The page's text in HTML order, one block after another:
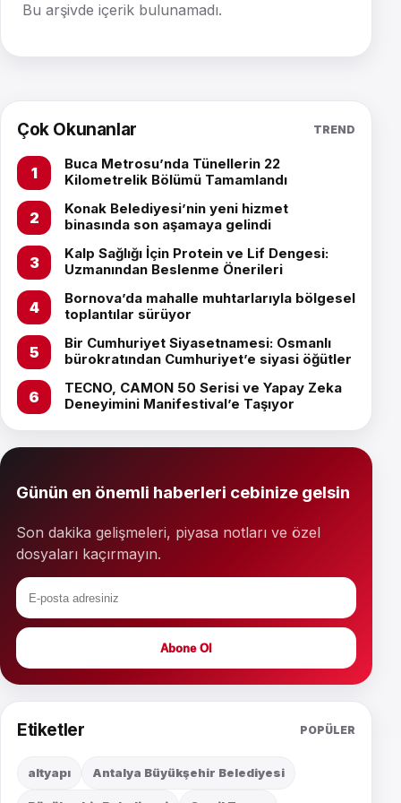
Bu arşivde içerik bulunamadı.
Çok Okunanlar TREND
Buca Metrosu’nda Tünellerin 22
Kilometrelik Bölümü Tamamlandı
Konak Belediyesi’nin yeni hizmet
binasında son aşamaya gelindi
Kalp Sağlığı İçin Protein ve Lif Dengesi:
Uzmanından Beslenme Önerileri
Bornova’da mahalle muhtarlarıyla bölgesel
toplantılar sürüyor
Bir Cumhuriyet Siyasetnamesi: Osmanlı
bürokratından Cumhuriyet’e siyasi öğütler
TECNO, CAMON 50 Serisi ve Yapay Zeka
Deneyimini Manifestival’e Taşıyor
Günün en önemli haberleri cebinize gelsin
Son dakika gelişmeleri, piyasa notları ve özel
dosyaları kaçırmayın.
Abone Ol
Etiketler POPÜLER
altyapı Antalya Büyükşehir Belediyesi